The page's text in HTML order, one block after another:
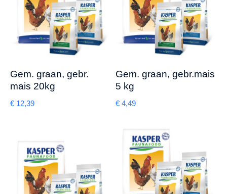
Gem. graan, gebr.
mais 20kg
€ 12,39
Gem. graan, gebr.mais
5 kg
€ 4,49